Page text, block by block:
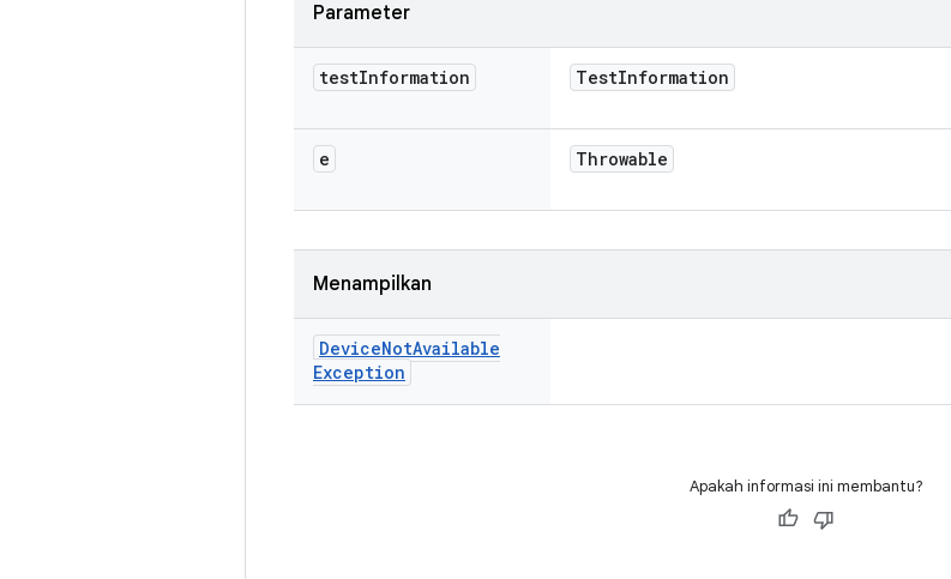
Parameter
testInformation TestInformation
e Throwable
Menampilkan
DeviceNotAvailable
Exception
Apakah informasi ini membantu?